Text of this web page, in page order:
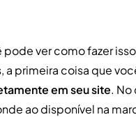
pode ver como fazer
primeira coisa que
em seu site. No
ao disponível na